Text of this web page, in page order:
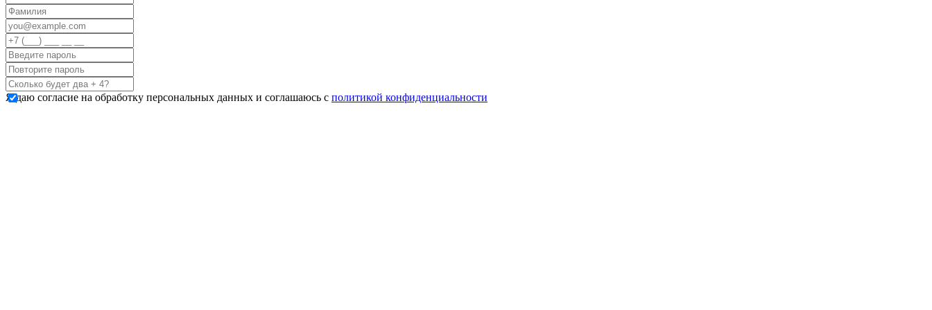
Я даю согласие на обработку персональных данных и соглашаюсь с политикой конфиденциальности